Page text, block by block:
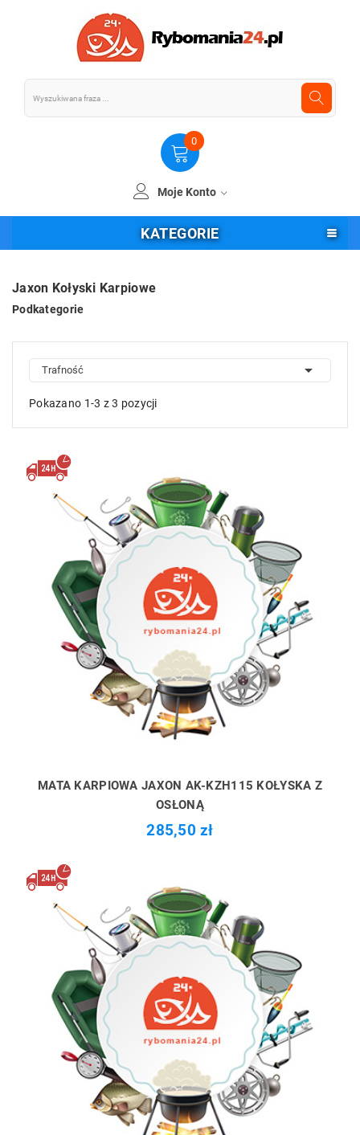
0
Moje Konto
KATEGORIE
Jaxon Kołyski Karpiowe
Podkategorie
Trafność 
Pokazano 1-3 z 3 pozycji
MATA KARPIOWA JAXON AK-KZH115 KOŁYSKA Z
OSŁONĄ
285,50 zł